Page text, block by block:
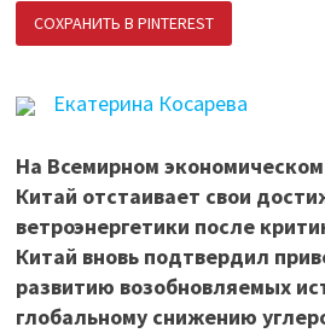
СОХРАНИТЬ В PINTEREST
Екатерина Косарева
На Всемирном
Китай отстаивает свои
ветроэнергетики после
Китай вновь подтвердил
развитию возобновляемых
глобальному снижению